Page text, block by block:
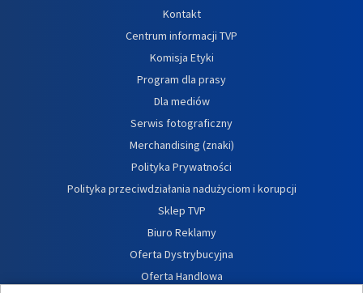
Kontakt
Centrum informacji TVP
Komisja Etyki
Program dla prasy
Dla mediów
Serwis fotograficzny
Merchandising (znaki)
Polityka Prywatności
Polityka przeciwdziałania nadużyciom i korupcji
Sklep TVP
Biuro Reklamy
Oferta Dystrybucyjna
Oferta Handlowa